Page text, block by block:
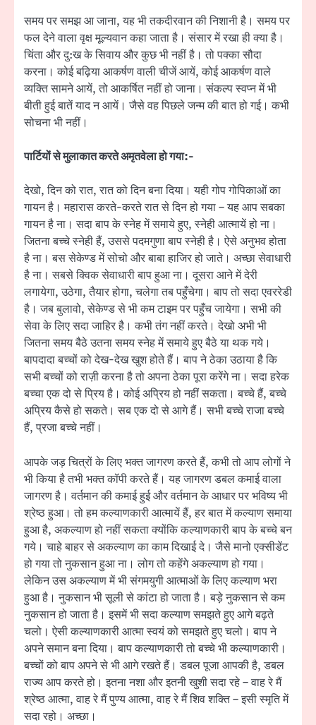
समय पर समझ आ जाना, यह भी तकदीरवान की निशानी है। समय पर
फल देने वाला वृक्ष मूल्यवान कहा जाता है। संसार में रखा ही क्या है।
चिंता और दु:ख के सिवाय और कुछ भी नहीं है। तो पक्का सौदा
करना। कोई बढ़िया आकर्षण वाली चीजें आयें, कोई आकर्षण वाले
व्यक्ति सामने आयें, तो आकर्षित नहीं हो जाना। संकल्प स्वप्न में भी
बीती हुई बातें याद न आयें। जैसे वह पिछले जन्म की बात हो गई। कभी
सोचना भी नहीं।
पार्टियों से मुलाकात करते अमृतवेला हो गया:-
देखो, दिन को रात, रात को दिन बना दिया। यही गोप गोपिकाओं का
गायन है। महारास करते-करते रात से दिन हो गया – यह आप सबका
गायन है ना। सदा बाप के स्नेह में समाये हुए, स्नेही आत्मायें हो ना।
जितना बच्चे स्नेही हैं, उससे पदमगुणा बाप स्नेही है। ऐसे अनुभव होता
है ना। बस सेकेण्ड में सोचो और बाबा हाजिर हो जाते। अच्छा सेवाधारी
है ना। सबसे क्विक सेवाधारी बाप हुआ ना। दूसरा आने में देरी
लगायेगा, उठेगा, तैयार होगा, चलेगा तब पहुँचेगा। बाप तो सदा एवररेडी
है। जब बुलावो, सेकेण्ड से भी कम टाइम पर पहुँच जायेगा। सभी की
सेवा के लिए सदा जाहिर है। कभी तंग नहीं करते। देखो अभी भी
जितना समय बैठे उतना समय स्नेह में समाये हुए बैठे या थक गये।
बापदादा बच्चों को देख-देख खुश होते हैं। बाप ने ठेका उठाया है कि
सभी बच्चों को राज़ी करना है तो अपना ठेका पूरा करेंगे ना। सदा हरेक
बच्चा एक दो से प्रिय है। कोई अप्रिय हो नहीं सकता। बच्चे हैं, बच्चे
अप्रिय कैसे हो सकते। सब एक दो से आगे हैं। सभी बच्चे राजा बच्चे
हैं, प्रजा बच्चे नहीं।
आपके जड़ चित्रों के लिए भक्त जागरण करते हैं, कभी तो आप लोगों ने
भी किया है तभी भक्त कॉपी करते हैं। यह जागरण डबल कमाई वाला
जागरण है। वर्तमान की कमाई हुई और वर्तमान के आधार पर भविष्य भी
श्रेष्ठ हुआ। तो हम कल्याणकारी आत्मायें हैं, हर बात में कल्याण समाया
हुआ है, अकल्याण हो नहीं सकता क्योंकि कल्याणकारी बाप के बच्चे बन
गये। चाहे बाहर से अकल्याण का काम दिखाई दे। जैसे मानो एक्सीडेंट
हो गया तो नुकसान हुआ ना। लोग तो कहेंगे अकल्याण हो गया।
लेकिन उस अकल्याण में भी संगमयुगी आत्माओं के लिए कल्याण भरा
हुआ है। नुकसान भी सूली से कांटा हो जाता है। बड़े नुकसान से कम
नुकसान हो जाता है। इसमें भी सदा कल्याण समझते हुए आगे बढ़ते
चलो। ऐसी कल्याणकारी आत्मा स्वयं को समझते हुए चलो। बाप ने
अपने समान बना दिया। बाप कल्याणकारी तो बच्चे भी कल्याणकारी।
बच्चों को बाप अपने से भी आगे रखते हैं। डबल पूजा आपकी है, डबल
राज्य आप करते हो। इतना नशा और इतनी खुशी सदा रहे – वाह रे मैं
श्रेष्ठ आत्मा, वाह रे मैं पुण्य आत्मा, वाह रे मैं शिव शक्ति – इसी स्मृति में
सदा रहो। अच्छा।